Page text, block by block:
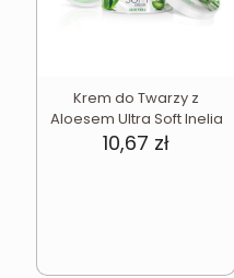
Krem do Twarzy z
Aloesem Ultra Soft Inelia
10,67 zł